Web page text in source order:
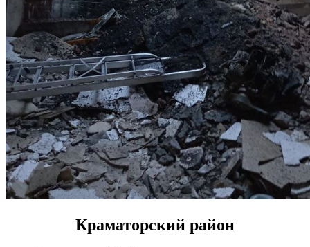
Краматорский район